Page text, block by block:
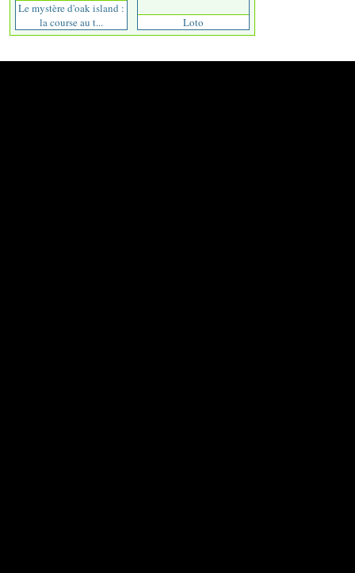
Le mystère d'oak island :
la course au t...
Loto